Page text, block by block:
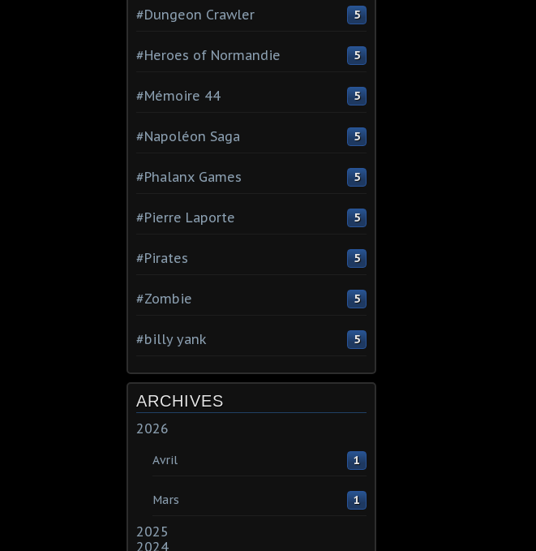
#Dungeon Crawler 5
#Heroes of Normandie 5
#Mémoire 44 5
#Napoléon Saga 5
#Phalanx Games 5
#Pierre Laporte 5
#Pirates 5
#Zombie 5
#billy yank 5
ARCHIVES
2026
Avril 1
Mars 1
2025
2024